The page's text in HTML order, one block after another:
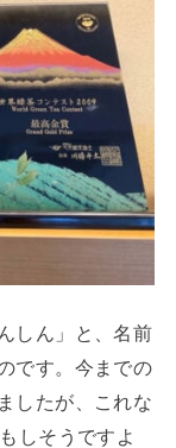
しん」と、名前
です。今までの
したが、これな
しそうですよ